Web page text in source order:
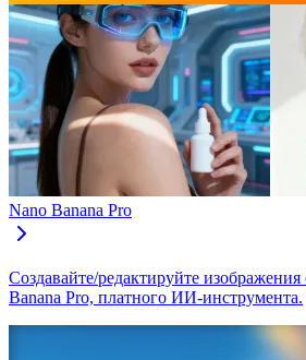
Nano Banana Pro
Создавайте/редактируйте
Banana Pro, платного ИИ-инструмента.